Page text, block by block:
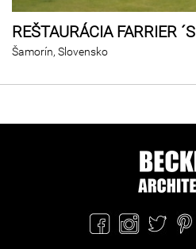
REŠTAURÁCIA FARRIER ´S
Šamorín, Slovensko